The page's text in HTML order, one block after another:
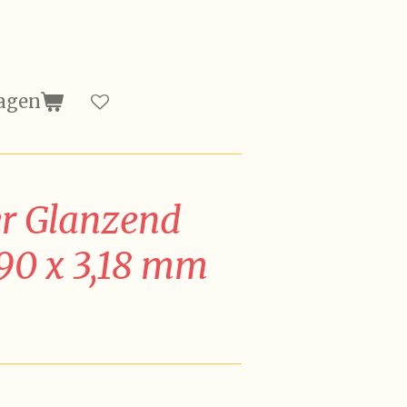
Glanzend
x 3,18 mm